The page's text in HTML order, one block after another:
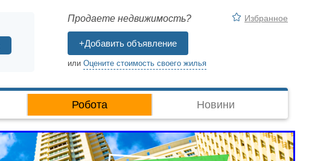
Продаете недвижимость?
+Добавить объявление
или Оцените стоимость своего жилья
Избранное
Робота Новини